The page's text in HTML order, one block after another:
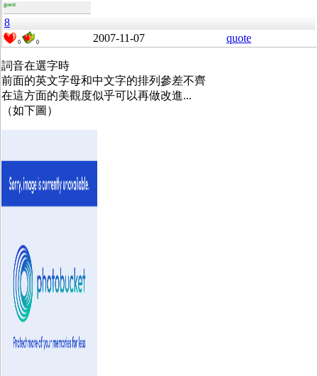
guest
8
0 0 2007-11-07 quote
詞音在選字時
前面的英文字母和中文字的排列參差不齊
在這方面的美觀度似乎可以再做改進...
（如下圖）